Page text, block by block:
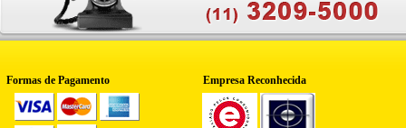
Formas de Pagamento Empresa Reconhecida